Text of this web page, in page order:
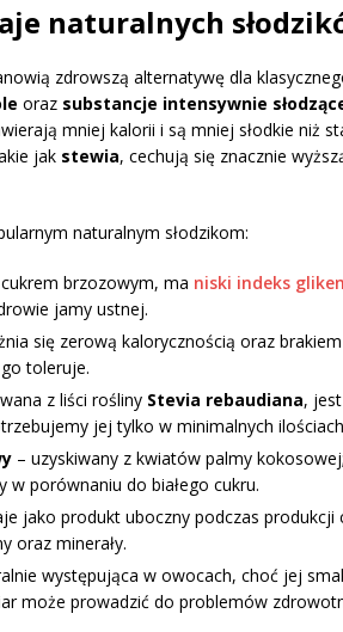
naturalnych
zdrowszą alternatywę dla
oraz substancje intensywnie
mniej kalorii i są mniej słodkie niż
jak stewia, cechują się znacznie
naturalnym słodzikom:
brzozowym, ma niski indeks
jamy ustnej.
się zerową kalorycznością oraz
toleruje.
z liści rośliny Stevia rebaudiana,
jej tylko w minimalnych
– uzyskiwany z kwiatów palmy
w porównaniu do białego cukru.
jako produkt uboczny podczas produkcji
oraz minerały.
występująca w owocach, choć jej
może prowadzić do problemów